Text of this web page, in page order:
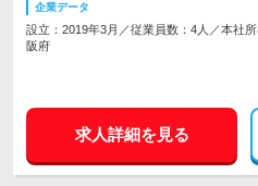
企業データ
設立：2019年3月／従業員数：4人／本社
阪府
求人詳細を見る